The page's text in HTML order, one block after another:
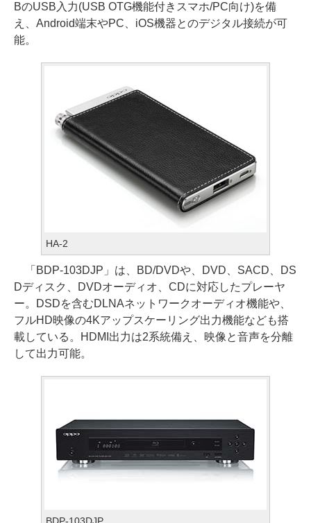
BのUSB入力(USB OTG機能付きスマホ/PC向け)を備
え、Android端末やPC、iOS機器とのデジタル接続が可
能。
HA-2
「BDP-103DJP」は、BD/DVDや、DVD、SACD、DS
Dディスク、DVDオーディオ、CDに対応したプレーヤ
ー。DSDを含むDLNAネットワークオーディオ機能や、
フルHD映像の4Kアップスケーリング出力機能なども搭
載している。HDMI出力は2系統備え、映像と音声を分離
して出力可能。